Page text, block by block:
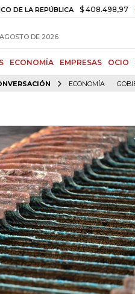
REPÚBLICA $ 408.498,97 +$
DE 2026
ECONOMÍA EMPRESAS OCIO
ECONOMÍA